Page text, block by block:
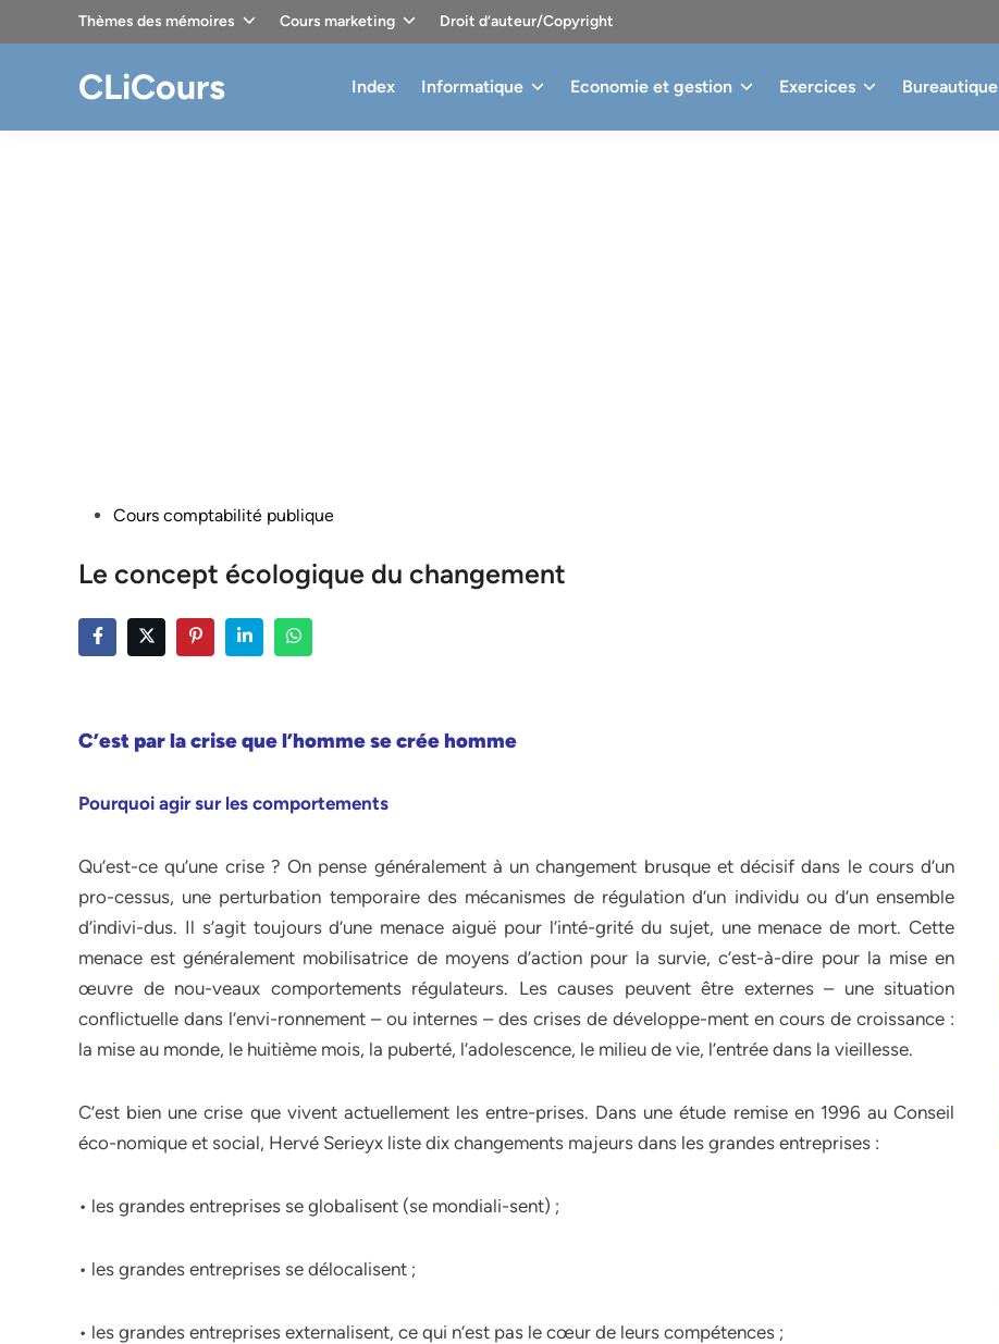
Thèmes des mémoires Cours marketing Droit d’auteur/Copyright
CLiCours Index Informatique Economie et gestion Exercices Bureautique
PostedCours comptabilité publique
Le concept écologique du changement
C’est par la crise que l’homme se crée homme
Pourquoi agir sur les comportements
Qu’est-ce qu’une crise ? On pense généralement à un changement brusque et décisif dans le cours d’un
pro-cessus, une perturbation temporaire des mécanismes de régulation d’un individu ou d’un ensemble
d’indivi-dus. Il s’agit toujours d’une menace aiguë pour l’inté-grité du sujet, une menace de mort. Cette
menace est généralement mobilisatrice de moyens d’action pour la survie, c’est-à-dire pour la mise en
œuvre de nou-veaux comportements régulateurs. Les causes peuvent être externes – une situation
conflictuelle dans l’envi-ronnement – ou internes – des crises de développe-ment en cours de croissance :
la mise au monde, le huitième mois, la puberté, l’adolescence, le milieu de vie, l’entrée dans la vieillesse.
C’est bien une crise que vivent actuellement les entre-prises. Dans une étude remise en 1996 au Conseil
éco-nomique et social, Hervé Serieyx liste dix changements majeurs dans les grandes entreprises :
• les grandes entreprises se globalisent (se mondiali-sent) ;
• les grandes entreprises se délocalisent ;
• les grandes entreprises externalisent, ce qui n’est pas le cœur de leurs compétences ;